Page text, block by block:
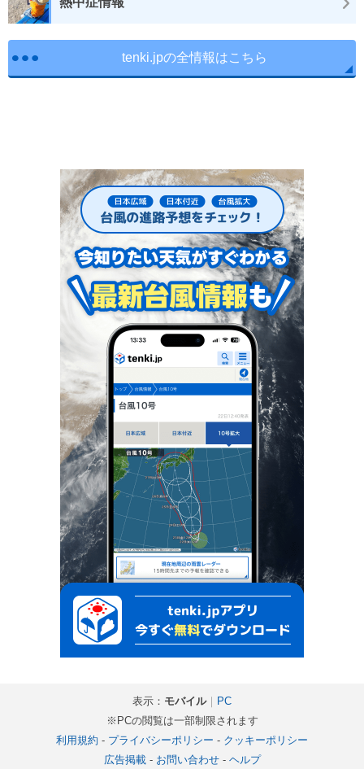
tenki.jpの全情報はこちら
表示： モバイル｜ PC
※PCの閲覧は一部制限されます
利用規約 - プライバシーポリシー - クッキーポリシー
広告掲載- お問い合わせ- ヘルプ